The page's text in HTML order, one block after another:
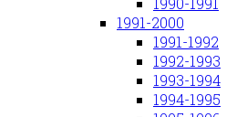
1991-2000
1991-1992
1992-1993
1993-1994
1994-1995